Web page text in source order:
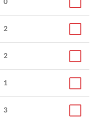
0
2
2
1
3